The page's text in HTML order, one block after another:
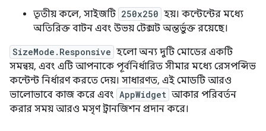
তৃতীয় কলে, সাইজটি 250x250 হয়। কন্টেন্টের মধ্যে
অতিরিক্ত বাটন এবং উভয় টেক্সট অন্তর্ভুক্ত রয়েছে।
SizeMode.Responsive হলো অন্য দুটি মোডের একটি
সমন্বয়, এবং এটি আপনাকে পূর্বনির্ধারিত সীমার মধ্যে রেসপন্সিভ
কন্টেন্ট নির্ধারণ করতে দেয়। সাধারণত, এই মোডটি আরও
ভালোভাবে কাজ করে এবং AppWidget আকার পরিবর্তন
করার সময় আরও মসৃণ ট্রানজিশন প্রদান করে।